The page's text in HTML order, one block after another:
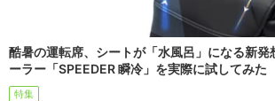
酷暑の運転席、シートが「水風呂」になる新発
ーラー「SPEEDER 瞬冷」を実際に試してみた
特集